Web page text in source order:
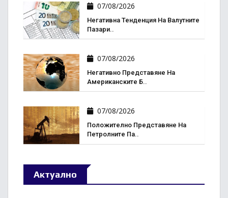
07/08/2026
Негативна Тенденция На Валутните
Пазари..
07/08/2026
Негативно Представяне На
Американските Б..
07/08/2026
Положително Представяне На
Петролните Па..
Актуално